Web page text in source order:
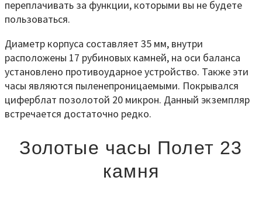
переплачивать за функции, которыми вы не будете
пользоваться.
Диаметр корпуса составляет 35 мм, внутри
расположены 17 рубиновых камней, на оси баланса
установлено противоударное устройство. Также эти
часы являются пыленепроницаемыми. Покрывался
циферблат позолотой 20 микрон. Данный экземпляр
встречается достаточно редко.
Золотые часы Полет 23
камня